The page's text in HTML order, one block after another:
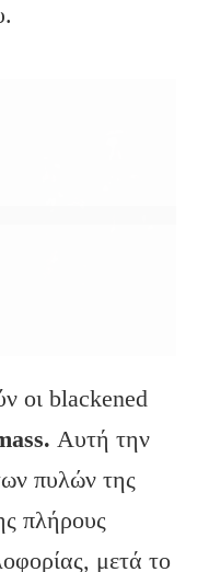
οι blackened
Αυτή την
πυλών της
πλήρους
μετά το